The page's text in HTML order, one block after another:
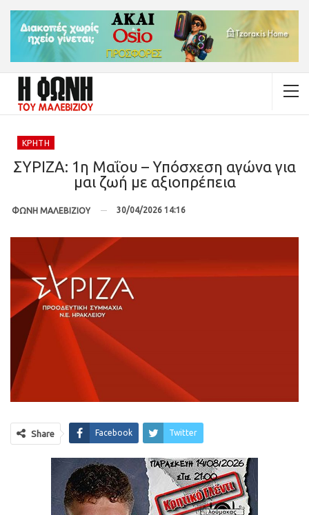
ΚΡΉΤΗ
ΣΥΡΙΖΑ: 1η Μαΐου – Υπόσχεση αγώνα για
μαι ζωή με αξιοπρέπεια
ΦΩΝΗ ΜΑΛΕΒΙΖΙΟΥ 30/04/2026 14:16
Share Facebook Twitter